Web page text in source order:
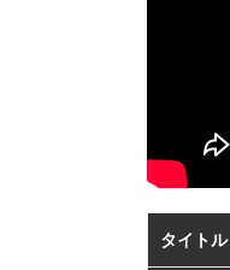
タイトル